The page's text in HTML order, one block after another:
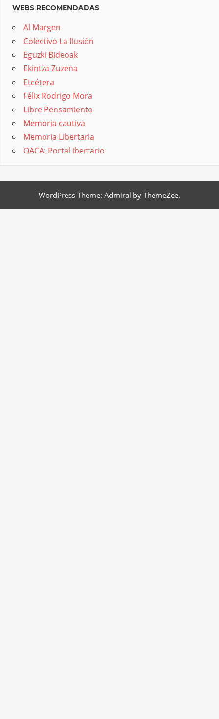
WEBS RECOMENDADAS
Al Margen
Colectivo La Ilusión
Eguzki Bideoak
Ekintza Zuzena
Etcétera
Félix Rodrigo Mora
Libre Pensamiento
Memoria cautiva
Memoria Libertaria
OACA: Portal ibertario
WordPress Theme: Admiral by ThemeZee.